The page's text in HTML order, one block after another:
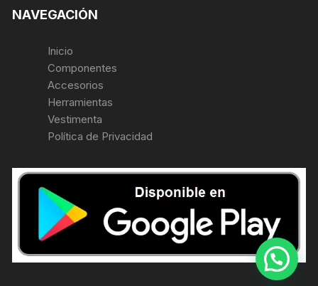
NAVEGACIÓN
Inicio
Componentes
Accesorios
Herramientas
Vestimenta
Política de Privacidad